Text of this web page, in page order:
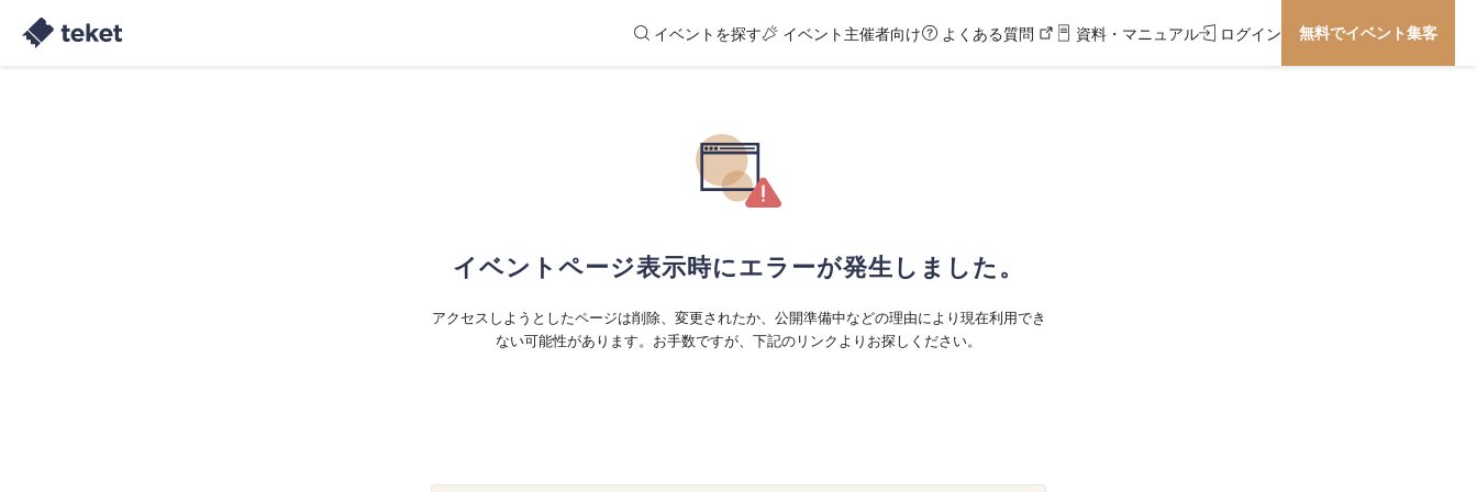
イベントを探す イベント主催者向け よくある質問 資料・マニュアル ログイン 無料でイベント集客
イベントページ表示時にエラーが発生しました。
アクセスしようとしたページは削除、変更されたか、公開準備中などの理由により現在利用でき
ない可能性があります。お手数ですが、下記のリンクよりお探しください。